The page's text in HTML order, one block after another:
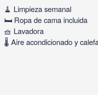
🧹 Limpieza semanal
🛏 Ropa de cama incluida
🧺 Lavadora
🌡 Aire acondicionado y